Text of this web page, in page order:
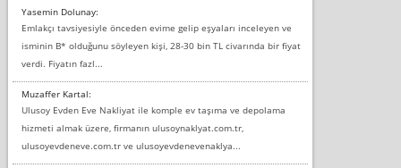
Yasemin Dolunay:
Emlakçı tavsiyesiyle önceden evime gelip eşyaları inceleyen ve
isminin B* olduğunu söyleyen kişi, 28-30 bin TL civarında bir fiyat
verdi. Fiyatın fazl...
Muzaffer Kartal:
Ulusoy Evden Eve Nakliyat ile komple ev taşıma ve depolama
hizmeti almak üzere, firmanın ulusoynaklyat.com.tr,
ulusoyevdeneve.com.tr ve ulusoyevdenevenaklya...